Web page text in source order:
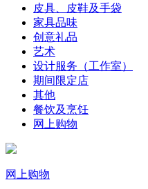
皮具、皮鞋及手袋
家具品味
创意礼品
艺术
设计服务（工作室）
期间限定店
其他
餐饮及烹饪
网上购物
网上购物